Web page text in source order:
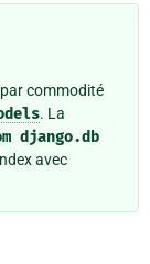
commodité
. La
django.db
avec